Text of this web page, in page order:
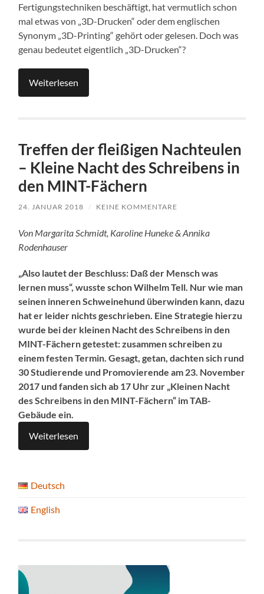
Fertigungstechniken beschäftigt, hat vermutlich schon
mal etwas von „3D-Drucken“ oder dem englischen
Synonym „3D-Printing“ gehört oder gelesen. Doch was
genau bedeutet eigentlich „3D-Drucken“?
Weiterlesen
Treffen der fleißigen Nachteulen
– Kleine Nacht des Schreibens in
den MINT-Fächern
24. JANUAR 2018 / KEINE KOMMENTARE
Von Margarita Schmidt, Karoline Huneke & Annika
Rodenhauser
„Also lautet der Beschluss: Daß der Mensch was
lernen muss“, wusste schon Wilhelm Tell. Nur wie man
seinen inneren Schweinehund überwinden kann, dazu
hat er leider nichts geschrieben. Eine Strategie hierzu
wurde bei der kleinen Nacht des Schreibens in den
MINT-Fächern getestet: zusammen schreiben zu
einem festen Termin. Gesagt, getan, dachten sich rund
30 Studierende und Promovierende am 23. November
2017 und fanden sich ab 17 Uhr zur „Kleinen Nacht
des Schreibens in den MINT-Fächern“ im TAB-
Gebäude ein.
Weiterlesen
Deutsch
English